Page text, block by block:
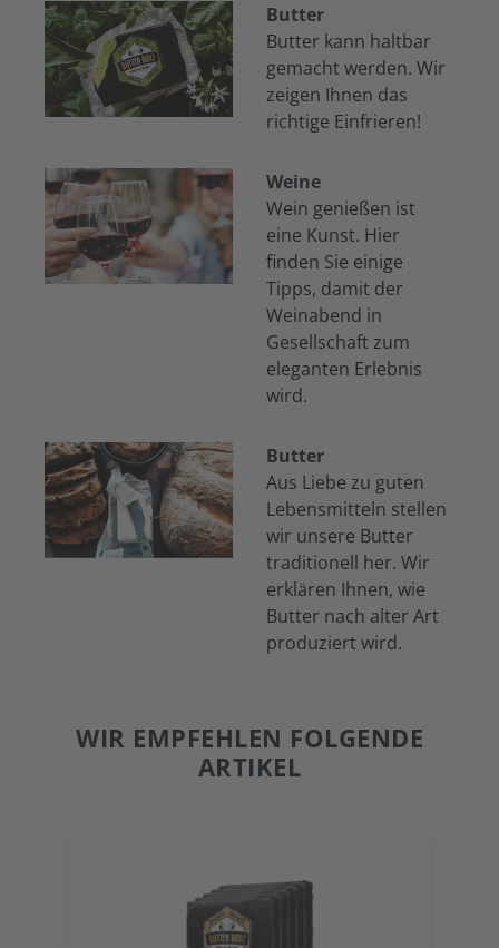
Butter
Butter kann haltbar
gemacht werden. Wir
zeigen Ihnen das
richtige Einfrieren!
Weine
Wein genießen ist
eine Kunst. Hier
finden Sie einige
Tipps, damit der
Weinabend in
Gesellschaft zum
eleganten Erlebnis
wird.
Butter
Aus Liebe zu guten
Lebensmitteln stellen
wir unsere Butter
traditionell her. Wir
erklären Ihnen, wie
Butter nach alter Art
produziert wird.
WIR EMPFEHLEN FOLGENDE
ARTIKEL